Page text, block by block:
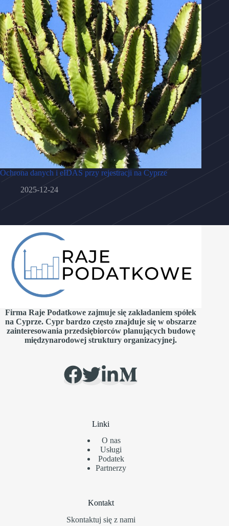
Ochrona danych i eIDAS przy rejestracji na Cyprze
2025-12-24
Firma Raje Podatkowe zajmuje się zakładaniem spółek
na Cyprze. Cypr bardzo często znajduje się w obszarze
zainteresowania przedsiębiorców planujących budowę
międzynarodowej struktury organizacyjnej.
Linki
O nas
Usługi
Podatek
Partnerzy
Kontakt
Skontaktuj się z nami